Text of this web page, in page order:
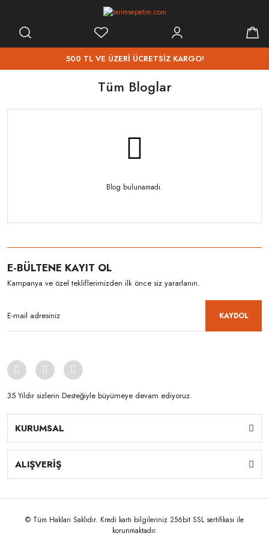
500 TL VE ÜZERİ ÜCRETSİZ KARGO!
Tüm Bloglar
Blog bulunamadı.
E-BÜLTENE KAYIT OL
Kampanya ve özel tekliflerimizden ilk önce siz yararlanın.
KAYDOL
35 Yıldır sizlerin Desteğiyle büyümeye devam ediyoruz.
KURUMSAL
ALIŞVERİŞ
© Tüm Hakları Saklıdır. Kredi kartı bilgileriniz 256bit SSL sertifikası ile
korunmaktadır.